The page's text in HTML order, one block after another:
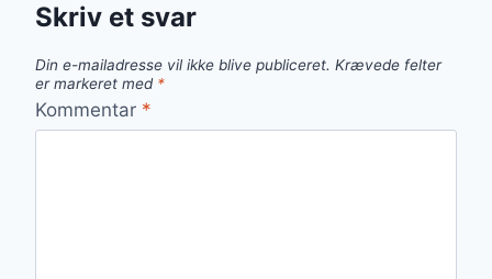
Skriv et svar
Din e-mailadresse vil ikke blive publiceret. Krævede felter
er markeret med *
Kommentar *